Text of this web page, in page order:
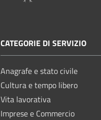
CATEGORIE DI SERVIZIO
Anagrafe e stato civile
Cultura e tempo libero
Vita lavorativa
Imprese e Commercio